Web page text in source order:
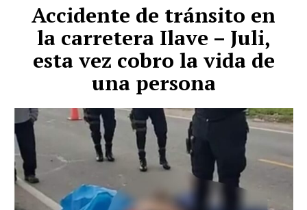
Accidente de tránsito en
la carretera Ilave – Juli,
esta vez cobro la vida de
una persona